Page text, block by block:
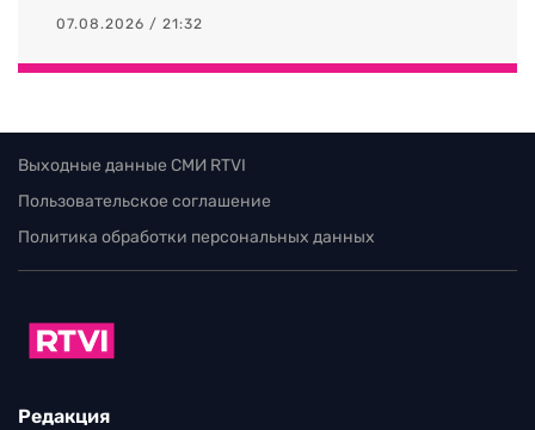
07.08.2026 / 21:32
Выходные данные СМИ RTVI
Пользовательское соглашение
Политика обработки персональных данных
Редакция